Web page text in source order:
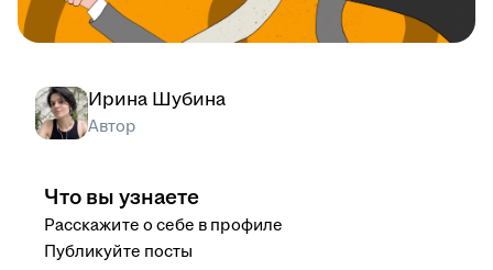
Ирина Шубина
Автор
Что вы узнаете
Расскажите о себе в профиле
Публикуйте посты